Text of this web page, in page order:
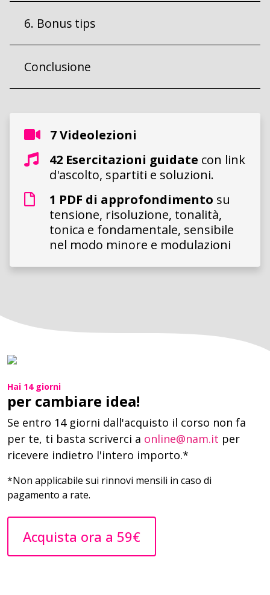
6. Bonus tips
Conclusione
7 Videolezioni
42 Esercitazioni guidate con link
d'ascolto, spartiti e soluzioni.
1 PDF di approfondimento su
tensione, risoluzione, tonalità,
tonica e fondamentale, sensibile
nel modo minore e modulazioni
Hai 14 giorni
per cambiare idea!
Se entro 14 giorni dall'acquisto il corso non fa
per te, ti basta scriverci a online@nam.it per
ricevere indietro l'intero importo.*
*Non applicabile sui rinnovi mensili in caso di
pagamento a rate.
Acquista ora a 59€